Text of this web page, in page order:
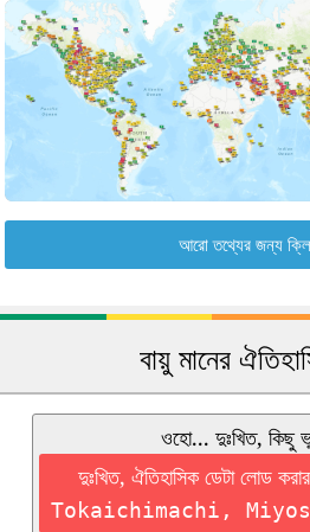
আরো তথ্যের জন্য
বায়ু মানের
ওহো... দুঃখিত, কিছু
দুঃখিত, ঐতিহাসিক ডেটা লোড
Tokaichimachi,